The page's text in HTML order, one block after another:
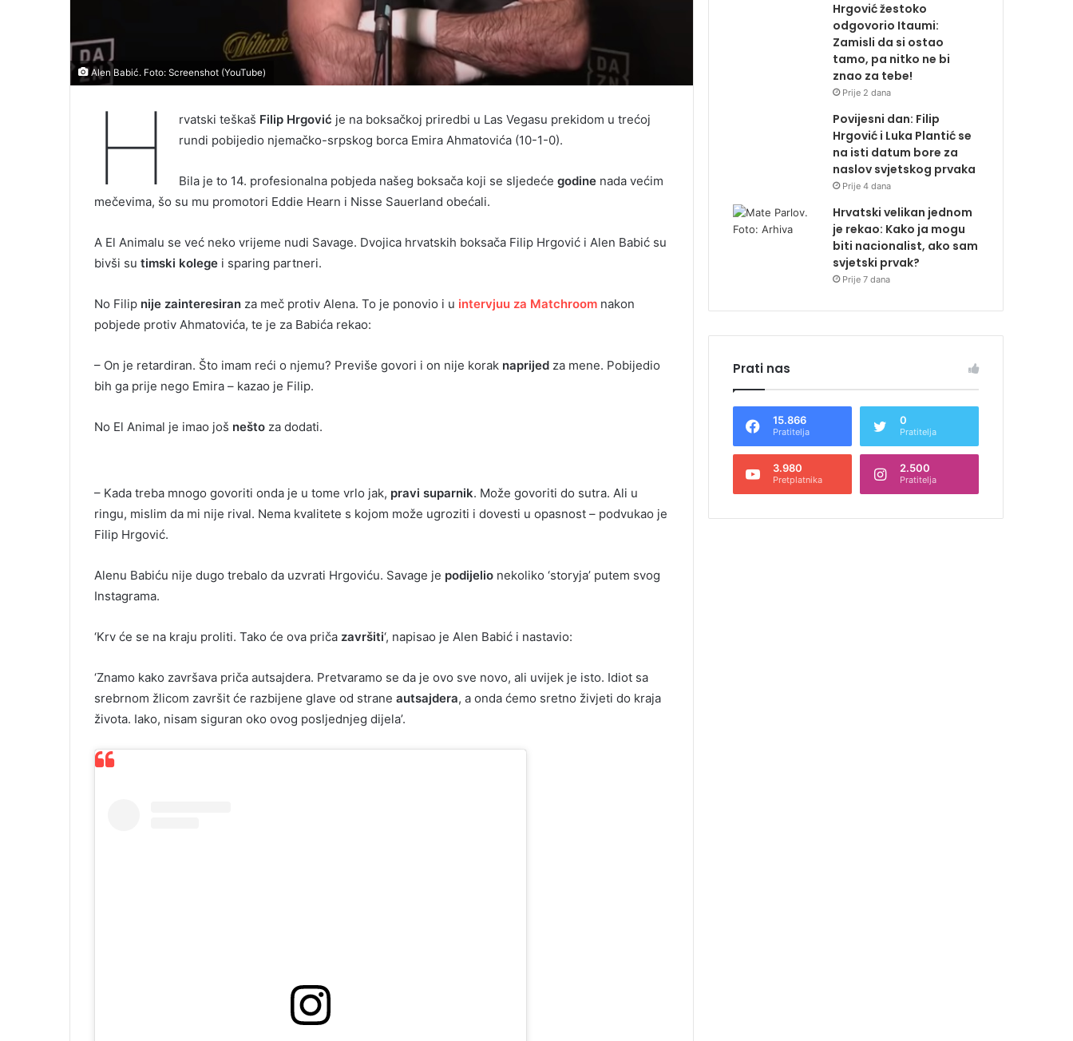
Alen Babić. Foto: Screenshot (YouTube)
H rvatski teškaš Filip Hrgović je na boksačkoj priredbi u Las Vegasu prekidom u trećoj
rundi pobijedio njemačko-srpskog borca Emira Ahmatovića (10-1-0).
Bila je to 14. profesionalna pobjeda našeg boksača koji se sljedeće godine nada većim
mečevima, šo su mu promotori Eddie Hearn i Nisse Sauerland obećali.
A El Animalu se već neko vrijeme nudi Savage. Dvojica hrvatskih boksača Filip Hrgović i Alen Babić su
bivši su timski kolege i sparing partneri.
No Filip nije zainteresiran za meč protiv Alena. To je ponovio i u intervjuu za Matchroom nakon
pobjede protiv Ahmatovića, te je za Babića rekao:
– On je retardiran. Što imam reći o njemu? Previše govori i on nije korak naprijed za mene. Pobijedio
bih ga prije nego Emira – kazao je Filip.
No El Animal je imao još nešto za dodati.
– Kada treba mnogo govoriti onda je u tome vrlo jak, pravi suparnik. Može govoriti do sutra. Ali u
ringu, mislim da mi nije rival. Nema kvalitete s kojom može ugroziti i dovesti u opasnost – podvukao je
Filip Hrgović.
Alenu Babiću nije dugo trebalo da uzvrati Hrgoviću. Savage je podijelio nekoliko ‘storyja’ putem svog
Instagrama.
‘Krv će se na kraju proliti. Tako će ova priča završiti‘, napisao je Alen Babić i nastavio:
‘Znamo kako završava priča autsajdera. Pretvaramo se da je ovo sve novo, ali uvijek je isto. Idiot sa
srebrnom žlicom završit će razbijene glave od strane autsajdera, a onda ćemo sretno živjeti do kraja
života. Iako, nisam siguran oko ovog posljednjeg dijela’.
Hrgović žestoko
odgovorio Itaumi:
Zamisli da si ostao
tamo, pa nitko ne bi
znao za tebe!
Prije 2 dana
Povijesni dan: Filip
Hrgović i Luka Plantić se
na isti datum bore za
naslov svjetskog prvaka
Prije 4 dana
Hrvatski velikan jednom
je rekao: Kako ja mogu
biti nacionalist, ako sam
svjetski prvak?
Prije 7 dana
Prati nas
15.866
Pratitelja
0
Pratitelja
3.980
Pretplatnika
2.500
Pratitelja